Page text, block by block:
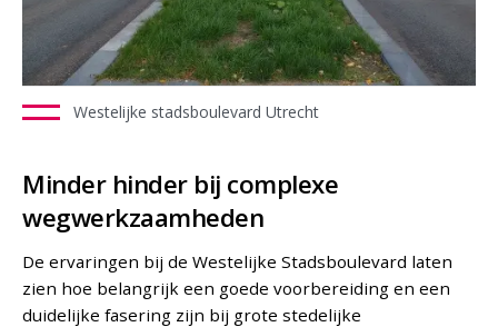
Westelijke stadsboulevard Utrecht
Minder hinder bij complexe
wegwerkzaamheden
De ervaringen bij de Westelijke Stadsboulevard laten
zien hoe belangrijk een goede voorbereiding en een
duidelijke fasering zijn bij grote stedelijke